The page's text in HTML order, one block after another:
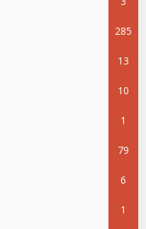
285
13
10
1
79
6
1